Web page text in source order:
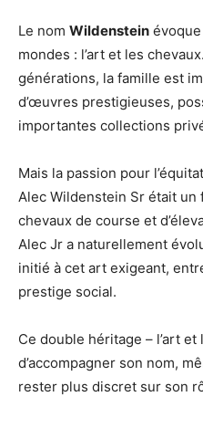
Le nom Wildenstein
mondes : l’art et les
générations, la famille est
d’œuvres prestigieuses,
importantes collections
Mais la passion pour
Alec Wildenstein Sr était
chevaux de course et
Alec Jr a naturellement
initié à cet art exigeant,
prestige social.
Ce double héritage – l’art
d’accompagner son nom,
rester plus discret sur son